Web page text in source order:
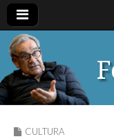
CULTURA